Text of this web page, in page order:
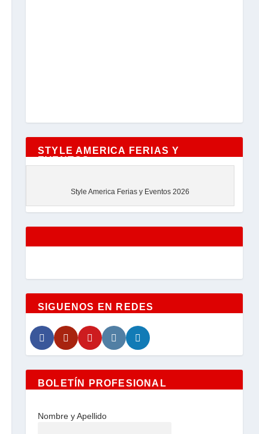
STYLE AMERICA FERIAS Y
EVENTOS
Style America Ferias y Eventos 2026
SIGUENOS EN REDES
BOLETÍN PROFESIONAL
Nombre y Apellido